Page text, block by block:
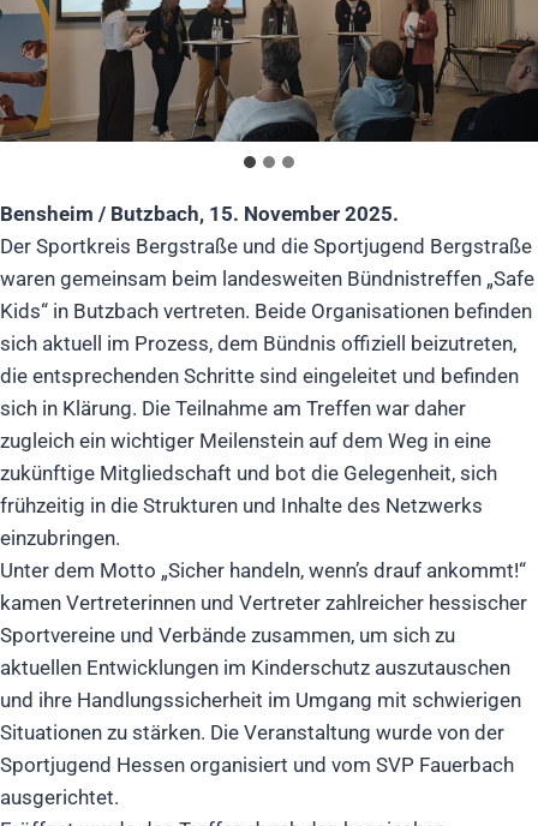
Bensheim / Butzbach, 15. November 2025.
Der Sportkreis Bergstraße und die Sportjugend Bergstraße
waren gemeinsam beim landesweiten Bündnistreffen „Safe
Kids“ in Butzbach vertreten. Beide Organisationen befinden
sich aktuell im Prozess, dem Bündnis offiziell beizutreten,
die entsprechenden Schritte sind eingeleitet und befinden
sich in Klärung. Die Teilnahme am Treffen war daher
zugleich ein wichtiger Meilenstein auf dem Weg in eine
zukünftige Mitgliedschaft und bot die Gelegenheit, sich
frühzeitig in die Strukturen und Inhalte des Netzwerks
einzubringen.
Unter dem Motto „Sicher handeln, wenn’s drauf ankommt!“
kamen Vertreterinnen und Vertreter zahlreicher hessischer
Sportvereine und Verbände zusammen, um sich zu
aktuellen Entwicklungen im Kinderschutz auszutauschen
und ihre Handlungssicherheit im Umgang mit schwierigen
Situationen zu stärken. Die Veranstaltung wurde von der
Sportjugend Hessen organisiert und vom SVP Fauerbach
ausgerichtet.